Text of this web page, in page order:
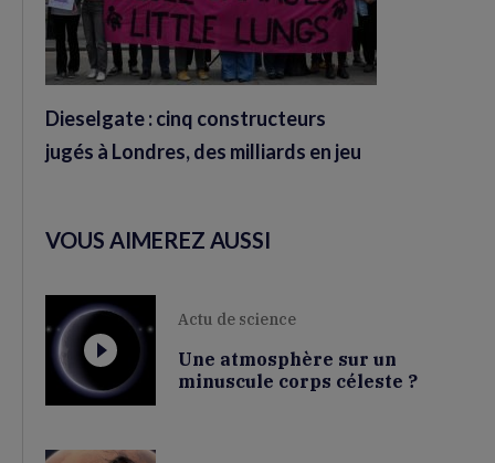
Dieselgate : cinq constructeurs
jugés à Londres, des milliards en jeu
VOUS AIMEREZ AUSSI
Actu de science
Une atmosphère sur un
minuscule corps céleste ?